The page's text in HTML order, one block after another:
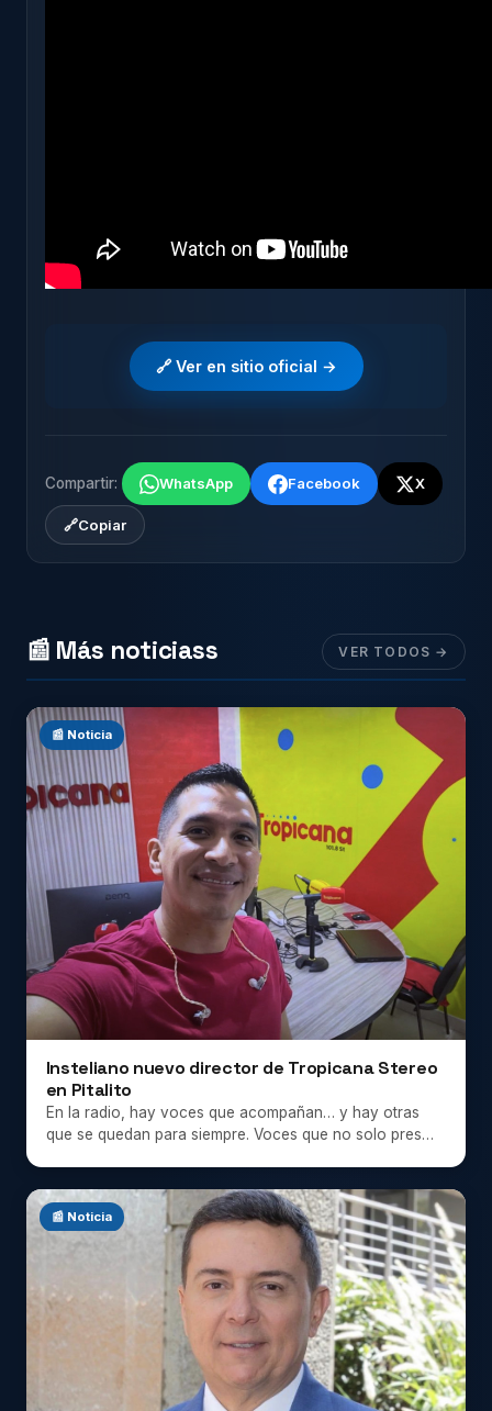
🔗 Ver en sitio oficial →
Compartir: WhatsApp Facebook X
🔗Copiar
📰 Más noticiass VER TODOS →
📰 Noticia
Insteliano nuevo director de Tropicana Stereo
en Pitalito
En la radio, hay voces que acompañan… y hay otras
que se quedan para siempre. Voces que no solo pres…
📰 Noticia